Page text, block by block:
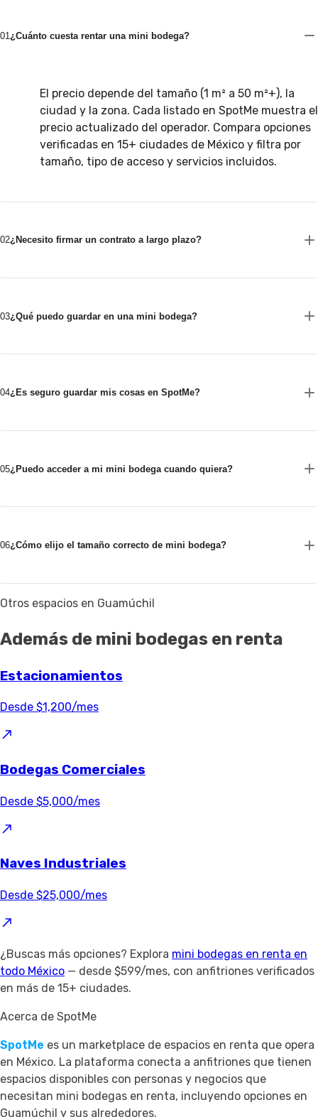
01 ¿Cuánto cuesta rentar una mini bodega?
El precio depende del tamaño (1 m² a 50 m²+), la
ciudad y la zona. Cada listado en SpotMe muestra el
precio actualizado del operador. Compara opciones
verificadas en 15+ ciudades de México y filtra por
tamaño, tipo de acceso y servicios incluidos.
02¿Necesito firmar un contrato a largo plazo?
03¿Qué puedo guardar en una mini bodega?
04¿Es seguro guardar mis cosas en SpotMe?
05¿Puedo acceder a mi mini bodega cuando quiera?
06¿Cómo elijo el tamaño correcto de mini bodega?
Otros espacios en Guamúchil
Además de mini bodegas en renta
Estacionamientos
Desde $1,200/mes
Bodegas Comerciales
Desde $5,000/mes
Naves Industriales
Desde $25,000/mes
¿Buscas más opciones? Explora mini bodegas en renta en
todo México — desde $599/mes, con anfitriones verificados
en más de 15+ ciudades.
Acerca de SpotMe
SpotMe es un marketplace de espacios en renta que opera
en México. La plataforma conecta a anfitriones que tienen
espacios disponibles con personas y negocios que
necesitan mini bodegas en renta, incluyendo opciones en
Guamúchil y sus alrededores.